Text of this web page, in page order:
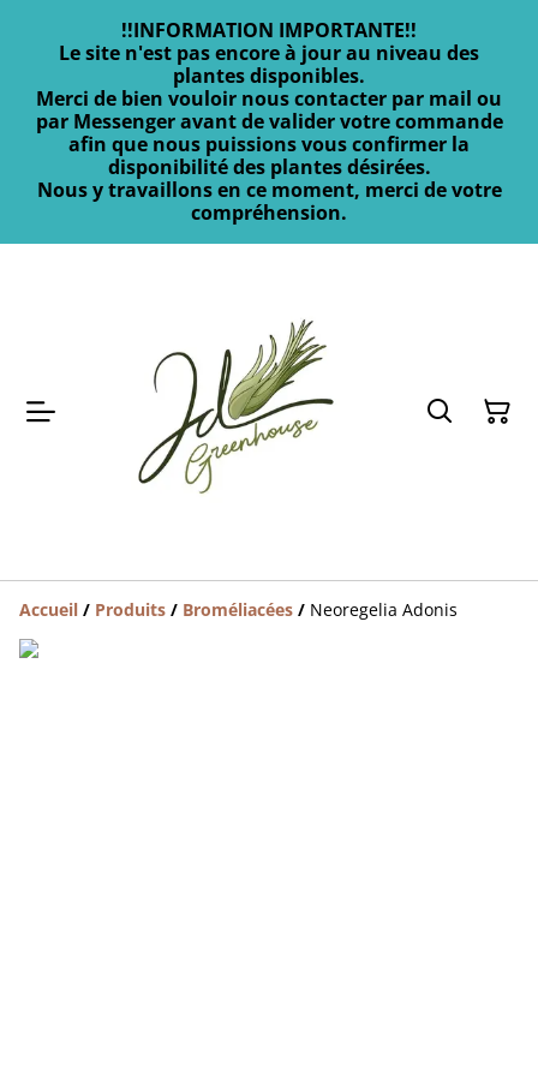
!!INFORMATION IMPORTANTE!!
Le site n'est pas encore à jour au niveau des
plantes disponibles.
Merci de bien vouloir nous contacter par mail ou
par Messenger avant de valider votre commande
afin que nous puissions vous confirmer la
disponibilité des plantes désirées.
Nous y travaillons en ce moment, merci de votre
compréhension.
Accueil / Produits / Broméliacées / Neoregelia Adonis